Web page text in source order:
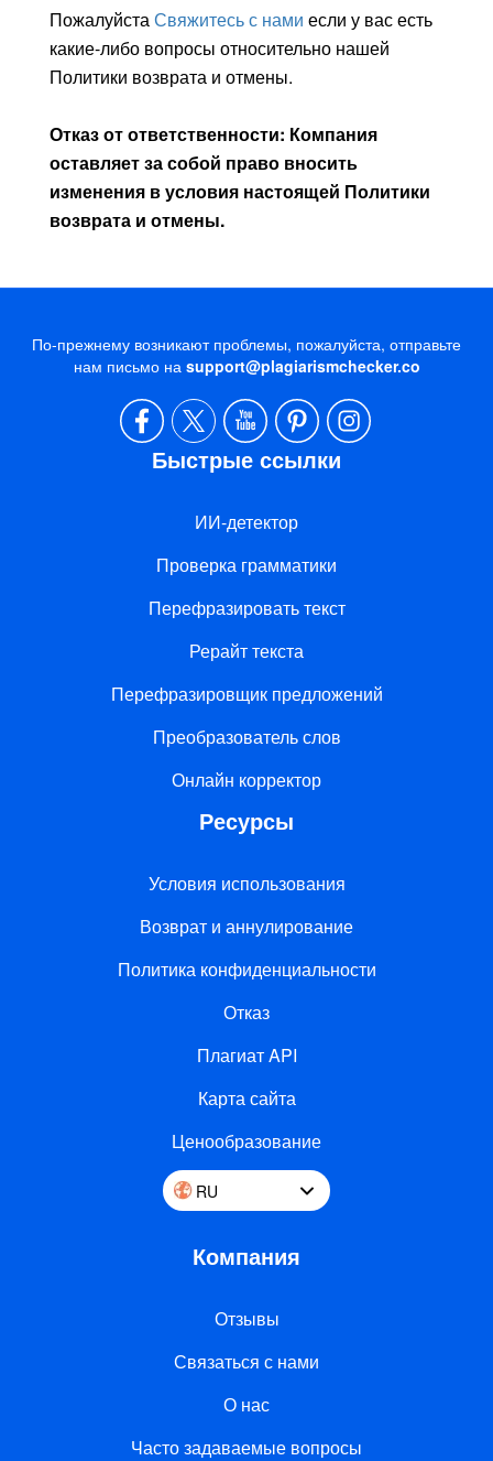
ПожалуйстаСвяжитесь с нами если у вас есть
какие-либо вопросы относительно нашей
Политики возврата и отмены.
Отказ от ответственности: Компания
оставляет за собой право вносить
изменения в условия настоящей Политики
возврата и отмены.
По-прежнему возникают проблемы, пожалуйста, отправьте
нам письмо на support@plagiarismchecker.co
Быстрые ссылки
ИИ-детектор
Проверка грамматики
Перефразировать текст
Рерайт текста
Перефразировщик предложений
Преобразователь слов
Онлайн корректор
Ресурсы
Условия использования
Возврат и аннулирование
Политика конфиденциальности
Отказ
Плагиат API
Карта сайта
Ценообразование
RU
Компания
Отзывы
Связаться с нами
О нас
Часто задаваемые вопросы